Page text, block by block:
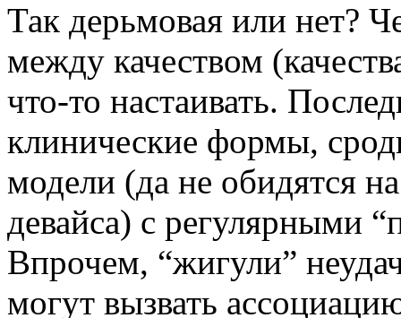
Так дерьмовая или нет?
между качеством
что-то настаивать.
клинические формы,
модели (да не обидятся
девайса) с регулярными
Впрочем, “жигули”
могут вызвать